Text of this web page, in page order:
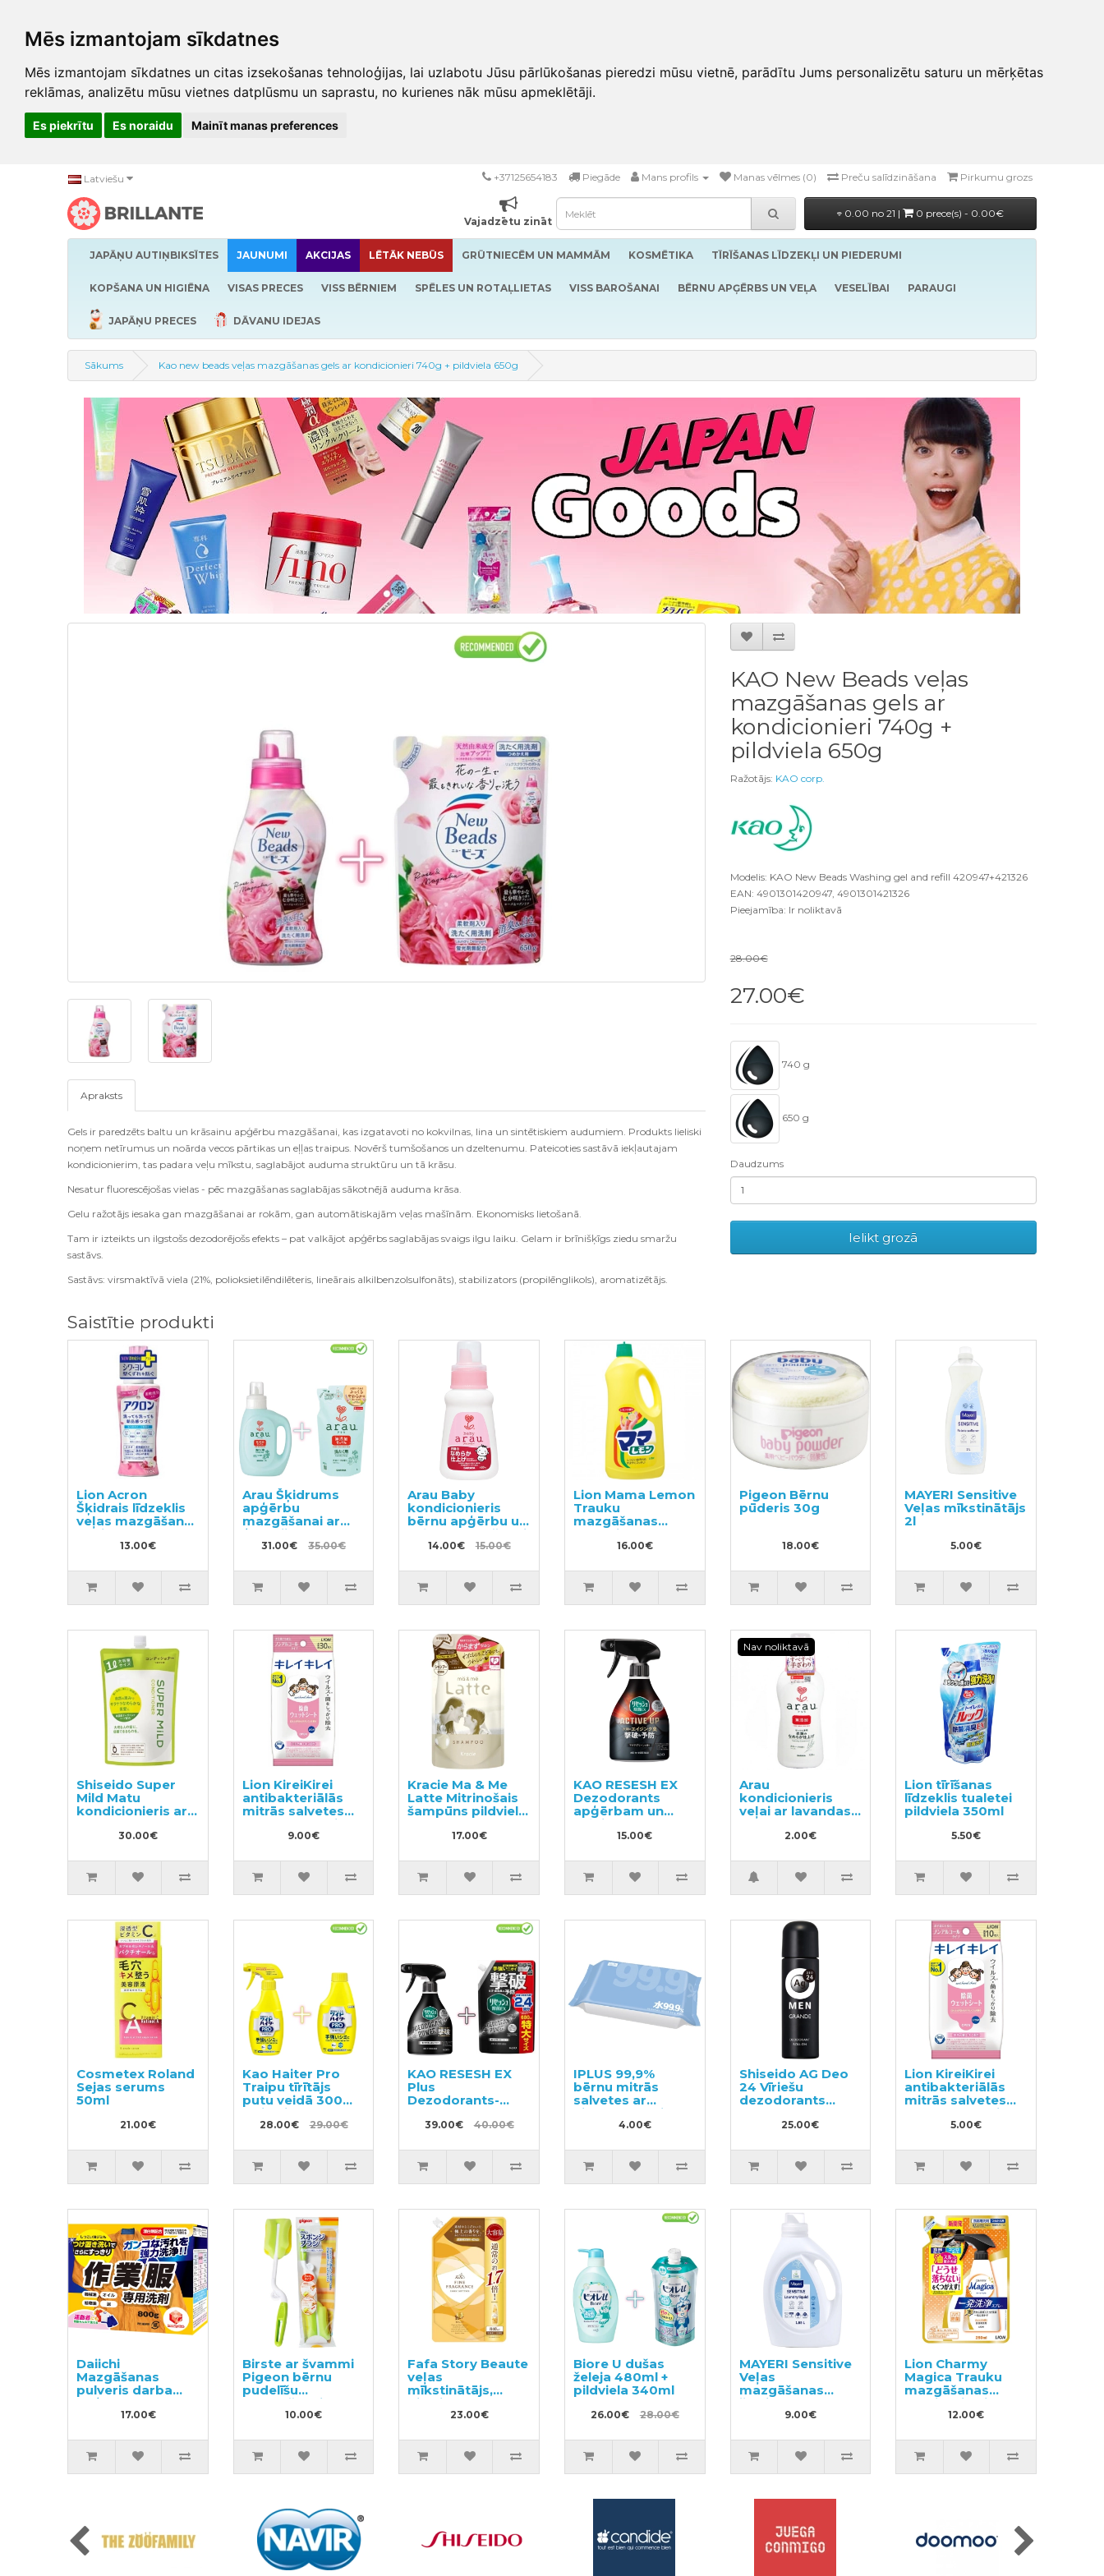
Mēs izmantojam sīkdatnes
Mēs izmantojam sīkdatnes un citas izsekošanas tehnoloģijas, lai uzlabotu Jūsu pārlūkošanas pieredzi mūsu vietnē, parādītu Jums personalizētu saturu un mērķētas
reklāmas, analizētu mūsu vietnes datplūsmu un saprastu, no kurienes nāk mūsu apmeklētāji.
Es piekrītu Es noraidu Mainīt manas preferences
Latviešu +37125654183 Piegāde Mans profils Manas vēlmes (0) Preču salīdzināšana Pirkumu grozs
Vajadzētu zināt
0.00 no 21 | 0 prece(s) - 0.00€
JAPĀŅU AUTIŅBIKSĪTES JAUNUMI AKCIJAS LĒTĀK NEBŪS GRŪTNIECĒM UN MAMMĀM KOSMĒTIKA TĪRĪŠANAS LĪDZEKĻI UN PIEDERUMI
KOPŠANA UN HIGIĒNA VISAS PRECES VISS BĒRNIEM SPĒLES UN ROTAĻLIETAS VISS BAROŠANAI BĒRNU APĢĒRBS UN VEĻA VESELĪBAI PARAUGI
JAPĀŅU PRECES DĀVANU IDEJAS
Sākums Kao new beads veļas mazgāšanas gels ar kondicionieri 740g + pildviela 650g
Apraksts
Gels ir paredzēts baltu un krāsainu apģērbu mazgāšanai, kas izgatavoti no kokvilnas, lina un sintētiskiem audumiem. Produkts lieliski
noņem netīrumus un noārda vecos pārtikas un eļļas traipus. Novērš tumšošanos un dzeltenumu. Pateicoties sastāvā iekļautajam
kondicionierim, tas padara veļu mīkstu, saglabājot auduma struktūru un tā krāsu.
Nesatur fluorescējošas vielas - pēc mazgāšanas saglabājas sākotnējā auduma krāsa.
Gelu ražotājs iesaka gan mazgāšanai ar rokām, gan automātiskajām veļas mašīnām. Ekonomisks lietošanā.
Tam ir izteikts un ilgstošs dezodorējošs efekts – pat valkājot apģērbs saglabājas svaigs ilgu laiku. Gelam ir brīnišķīgs ziedu smaržu
sastāvs.
Sastāvs: virsmaktīvā viela (21%, polioksietilēndilēteris, lineārais alkilbenzolsulfonāts), stabilizators (propilēnglikols), aromatizētājs.
KAO New Beads veļas
mazgāšanas gels ar
kondicionieri 740g +
pildviela 650g
Ražotājs: KAO corp.
Modelis: KAO New Beads Washing gel and refill 420947+421326
EAN: 4901301420947, 4901301421326
Pieejamība: Ir noliktavā
28.00€
27.00€
740 g
650 g
Daudzums
Ielikt grozā
Saistītie produkti
Lion Acron
Šķidrais līdzeklis
veļas mazgāšanai
ar ziedu aromātu
13.00€
Arau Šķidrums
apģērbu
mazgāšanai ar
ģerānijas aromātu
1200ml + pildviela
31.00€ 35.00€
Arau Baby
kondicionieris
bērnu apģērbu un
veļas mazgāšanai
480ml
14.00€ 15.00€
Lion Mama Lemon
Trauku
mazgāšanas
līdzeklis 2150ml
16.00€
Pigeon Bērnu
pūderis 30g
18.00€
MAYERI Sensitive
Veļas mīkstinātājs
2l
5.00€
Shiseido Super
Mild Matu
kondicionieris ar
pildviela 1000ml
30.00€
Lion KireiKirei
antibakteriālās
mitrās salvetes
rokām bez spirta
9.00€
Kracie Ma & Me
Latte Mitrinošais
šampūns pildviela
17.00€
KAO RESESH EX
Dezodorants
apģērbam un
veļai 350ml
15.00€
Nav noliktavā
Arau
kondicionieris
veļai ar lavandas
aromātu paraugs
2.00€
Lion tīrīšanas
līdzeklis tualetei
pildviela 350ml
5.50€
Cosmetex Roland
Sejas serums
50ml
21.00€
Kao Haiter Pro
Traipu tīrītājs
putu veidā 300ml
+ pildviela 300ml
28.00€ 29.00€
KAO RESESH EX
Plus
Dezodorants-
neitralizētājs
apģērbam 360ml
+ pildviela 680ml
39.00€ 40.00€
IPLUS 99,9%
bērnu mitrās
salvetes ar
hialuronskābi
4.00€
Shiseido AG Deo
24 Vīriešu
dezodorants
25.00€
Lion KireiKirei
antibakteriālās
mitrās salvetes
rokām bez spirta
5.00€
Daiichi
Mazgāšanas
pulveris darba
apģērba
mazgāšanai 800g
17.00€
Birste ar švammi
Pigeon bērnu
pudelīšu
mazgāšanai, 1gb.
10.00€
Fafa Story Beaute
veļas
mīkstinātājs,
pildviela 840ml
23.00€
Biore U dušas
želeja 480ml +
pildviela 340ml
26.00€ 28.00€
MAYERI Sensitive
Veļas
mazgāšanas
želeja 1.65l
9.00€
Lion Charmy
Magica Trauku
mazgāšanas
sprejs, pildviela
12.00€